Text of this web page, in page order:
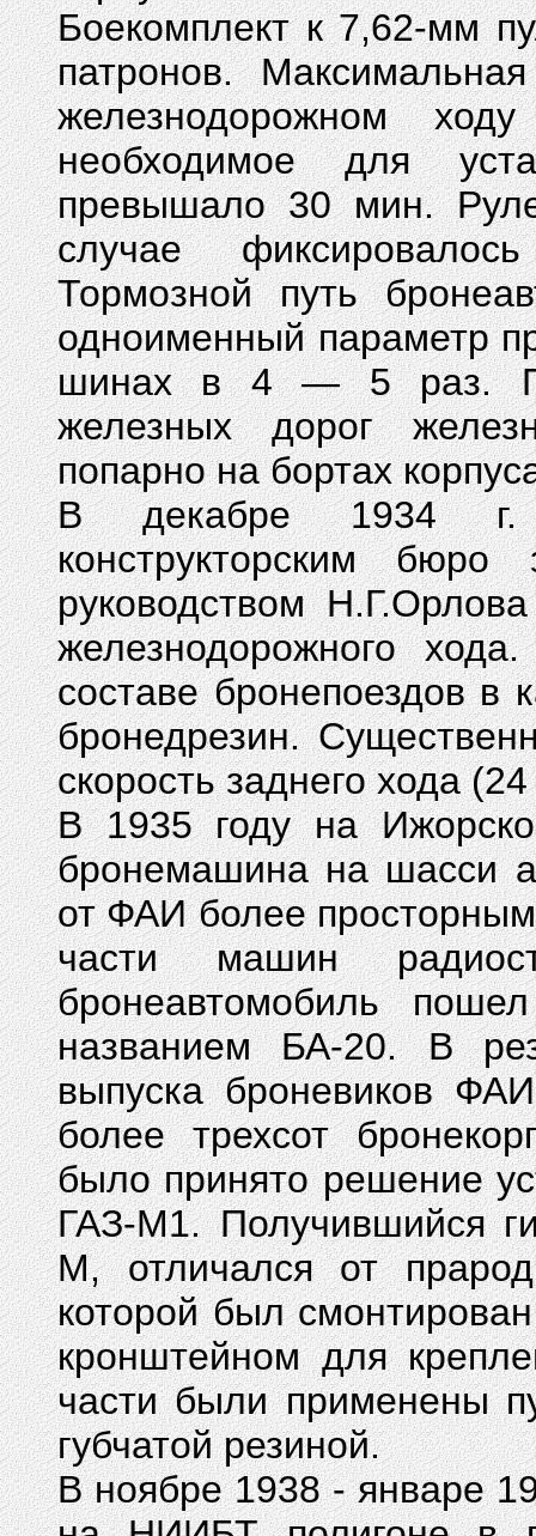
Боекомплект к 7,62-мм
патронов.
железнодорожном
необходимое для
превышало 30 мин.
случае
Тормозной путь
одноименный параметр
шинах в 4 — 5 раз.
железных дорог
попарно на бортах
В декабре 1934 г.
конструкторским
руководством
железнодорожного
составе бронепоездов в
бронедрезин.
скорость заднего хода
В 1935 году на
бронемашина на шасси
от ФАИ более
части машин
бронеавтомобиль
названием БА-20. В
выпуска броневиков
более трехсот
было принято решение
ГАЗ-М1. Получившийся
М, отличался от
которой был
кронштейном для
части были применены
губчатой резиной.
В ноябре 1938 - январе